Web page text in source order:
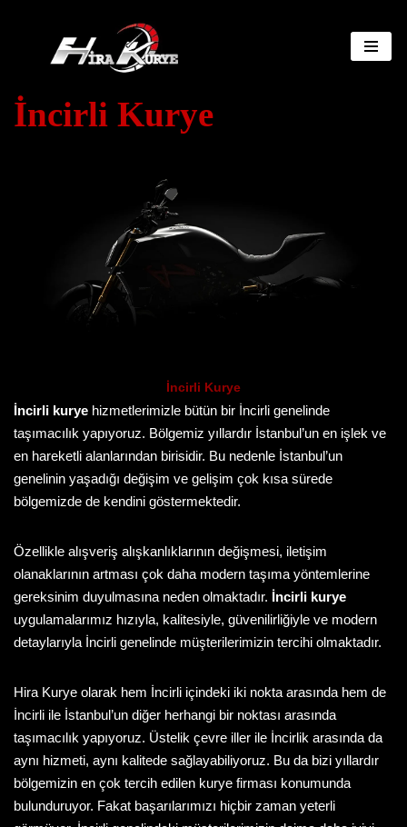
İncirli Kurye
İncirli Kurye
İncirli kurye hizmetlerimizle bütün bir İncirli genelinde
taşımacılık yapıyoruz. Bölgemiz yıllardır İstanbul’un en işlek ve
en hareketli alanlarından birisidir. Bu nedenle İstanbul’un
genelinin yaşadığı değişim ve gelişim çok kısa sürede
bölgemizde de kendini göstermektedir.
Özellikle alışveriş alışkanlıklarının değişmesi, iletişim
olanaklarının artması çok daha modern taşıma yöntemlerine
gereksinim duyulmasına neden olmaktadır. İncirli kurye
uygulamalarımız hızıyla, kalitesiyle, güvenilirliğiyle ve modern
detaylarıyla İncirli genelinde müşterilerimizin tercihi olmaktadır.
Hira Kurye olarak hem İncirli içindeki iki nokta arasında hem de
İncirli ile İstanbul’un diğer herhangi bir noktası arasında
taşımacılık yapıyoruz. Üstelik çevre iller ile İncirlik arasında da
aynı hizmeti, aynı kalitede sağlayabiliyoruz. Bu da bizi yıllardır
bölgemizin en çok tercih edilen kurye firması konumunda
bulunduruyor. Fakat başarılarımızı hiçbir zaman yeterli